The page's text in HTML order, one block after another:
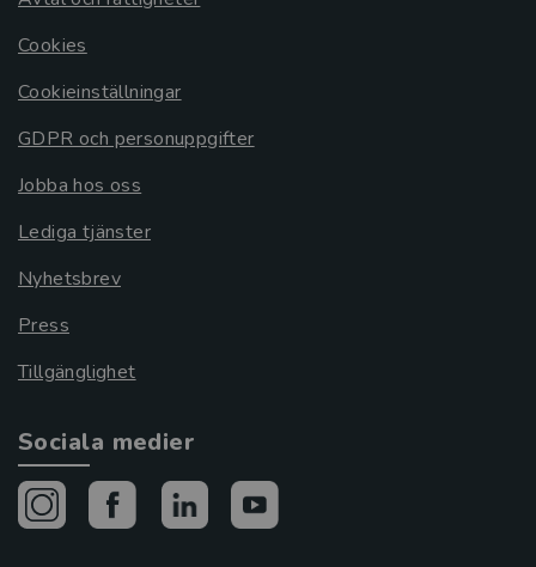
Cookies
Cookieinställningar
GDPR och personuppgifter
Jobba hos oss
Lediga tjänster
Nyhetsbrev
Press
Tillgänglighet
Sociala medier